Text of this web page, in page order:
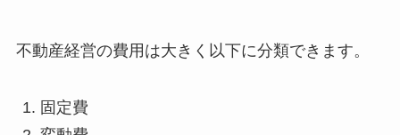
不動産経営の費用は大きく以下に分類できます。
固定費